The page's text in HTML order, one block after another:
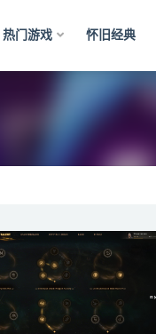
热门游戏 怀旧经典